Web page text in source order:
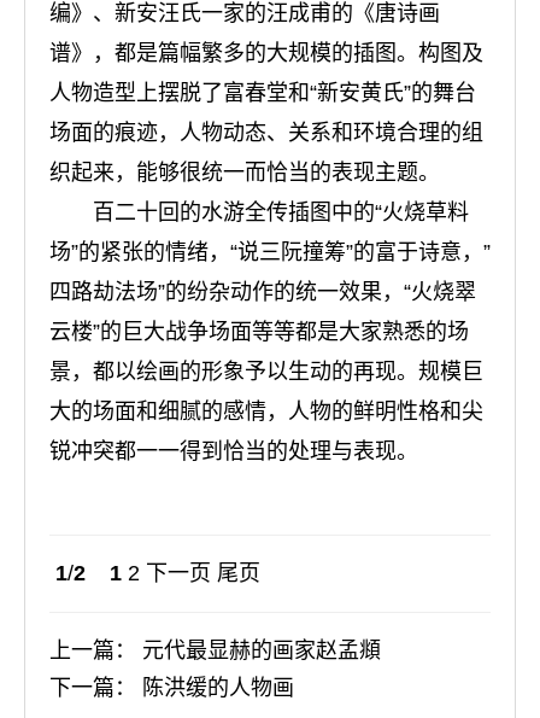
编》、新安汪氏一家的汪成甫的《唐诗画
谱》，都是篇幅繁多的大规模的插图。构图及
人物造型上摆脱了富春堂和“新安黄氏”的舞台
场面的痕迹，人物动态、关系和环境合理的组
织起来，能够很统一而恰当的表现主题。
百二十回的水游全传插图中的“火烧草料
场”的紧张的情绪，“说三阮撞筹”的富于诗意，”
四路劫法场”的纷杂动作的统一效果，“火烧翠
云楼”的巨大战争场面等等都是大家熟悉的场
景，都以绘画的形象予以生动的再现。规模巨
大的场面和细腻的感情，人物的鲜明性格和尖
锐冲突都一一得到恰当的处理与表现。
1/2 1 2 下一页 尾页
上一篇 ： 元代最显赫的画家赵孟頫
下一篇 ： 陈洪缓的人物画